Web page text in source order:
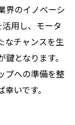
界のイノベーシ
用し、モータ
なチャンスを生
となります。
プへの準備を整
いです。